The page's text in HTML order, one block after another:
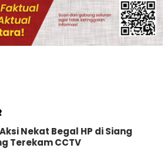
Nekat Begal HP di Siang
Terekam CCTV